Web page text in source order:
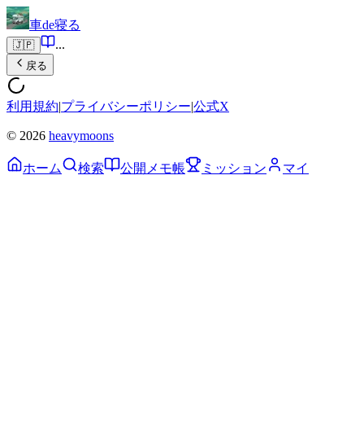
車de寝る
🇯🇵 ...
戻る
利用規約|プライバシーポリシー|公式X
© 2026 heavymoons
ホーム 検索 公開メモ帳 ミッション マイ